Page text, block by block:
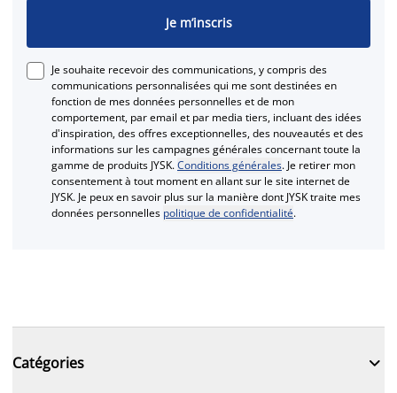
Je m’inscris
Je souhaite recevoir des communications, y compris des
communications personnalisées qui me sont destinées en
fonction de mes données personnelles et de mon
comportement, par email et par media tiers, incluant des idées
d'inspiration, des offres exceptionnelles, des nouveautés et des
informations sur les campagnes générales concernant toute la
gamme de produits JYSK.Conditions générales. Je retirer mon
consentement à tout moment en allant sur le site internet de
JYSK. Je peux en savoir plus sur la manière dont JYSK traite mes
données personnelles politique de confidentialité.
Catégories 